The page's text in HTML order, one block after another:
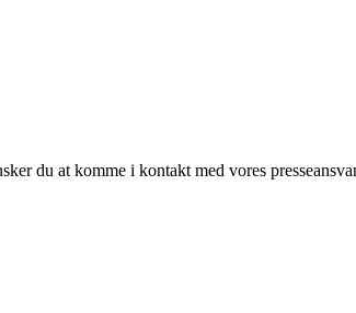
du at komme i kontakt med vores